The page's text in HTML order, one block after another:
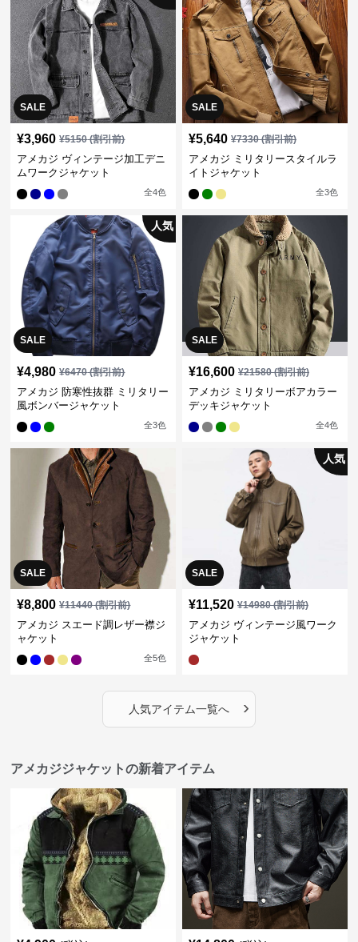
SALE
¥3,960 ¥5150(割引前)
アメカジ ヴィンテージ加工デニ
ムワークジャケット
全4色
SALE
¥5,640 ¥7330(割引前)
アメカジ ミリタリースタイルラ
イトジャケット
全3色
SALE
人気
¥4,980 ¥6470(割引前)
アメカジ 防寒性抜群 ミリタリー
風ボンバージャケット
全3色
SALE
¥16,600 ¥21580(割引前)
アメカジ ミリタリーボアカラー
デッキジャケット
全4色
SALE
¥8,800 ¥11440(割引前)
アメカジ スエード調レザー襟ジ
ャケット
全5色
SALE
人気
¥11,520 ¥14980(割引前)
アメカジ ヴィンテージ風ワーク
ジャケット
人気アイテム一覧へ ›
アメカジジャケットの新着アイテム